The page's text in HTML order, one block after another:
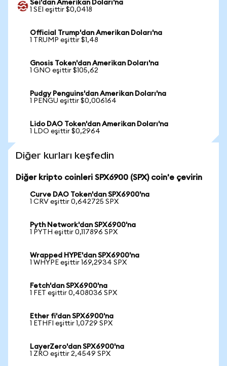
Sei'dan Amerikan Doları'na
1 SEI eşittir $0,0418
Official Trump'dan Amerikan Doları'na
1 TRUMP eşittir $1,48
Gnosis Token'dan Amerikan Doları'na
1 GNO eşittir $105,62
Pudgy Penguins'dan Amerikan Doları'na
1 PENGU eşittir $0,006164
Lido DAO Token'dan Amerikan Doları'na
1 LDO eşittir $0,2964
Diğer kurları keşfedin
Diğer kripto coinleri SPX6900 (SPX) coin'e çevirin
Curve DAO Token'dan SPX6900'na
1 CRV eşittir 0,642725 SPX
Pyth Network'dan SPX6900'na
1 PYTH eşittir 0,117896 SPX
Wrapped HYPE'dan SPX6900'na
1 WHYPE eşittir 169,2934 SPX
Fetch'dan SPX6900'na
1 FET eşittir 0,408036 SPX
Ether fi'dan SPX6900'na
1 ETHFI eşittir 1,0729 SPX
LayerZero'dan SPX6900'na
1 ZRO eşittir 2,4549 SPX